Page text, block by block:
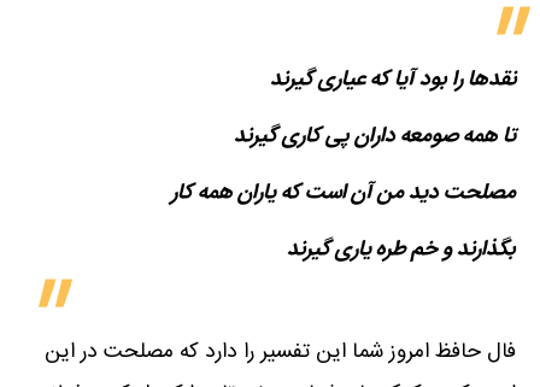
نقدها را بود آیا که عیاری گیرند
تا همه صومعه داران پی کاری گیرند
مصلحت دید من آن است که یاران همه کار
بگذارند و خم طره یاری گیرند
فال حافظ امروز شما این تفسیر را دارد که مصلحت در این